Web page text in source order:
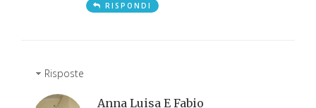
RISPONDI
Risposte
Anna Luisa E Fabio